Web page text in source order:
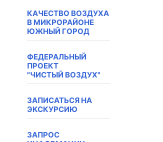
КАЧЕСТВО ВОЗДУХА
В МИКРОРАЙОНЕ
ЮЖНЫЙ ГОРОД
ФЕДЕРАЛЬНЫЙ
ПРОЕКТ
"ЧИСТЫЙ ВОЗДУХ"
ЗАПИСАТЬСЯ НА
ЭКСКУРСИЮ
ЗАПРОС